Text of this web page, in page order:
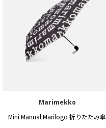
Marimekko
Mini Manual Marilogo 折りたたみ傘